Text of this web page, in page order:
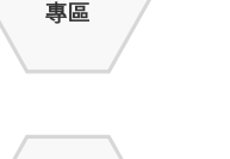
專區